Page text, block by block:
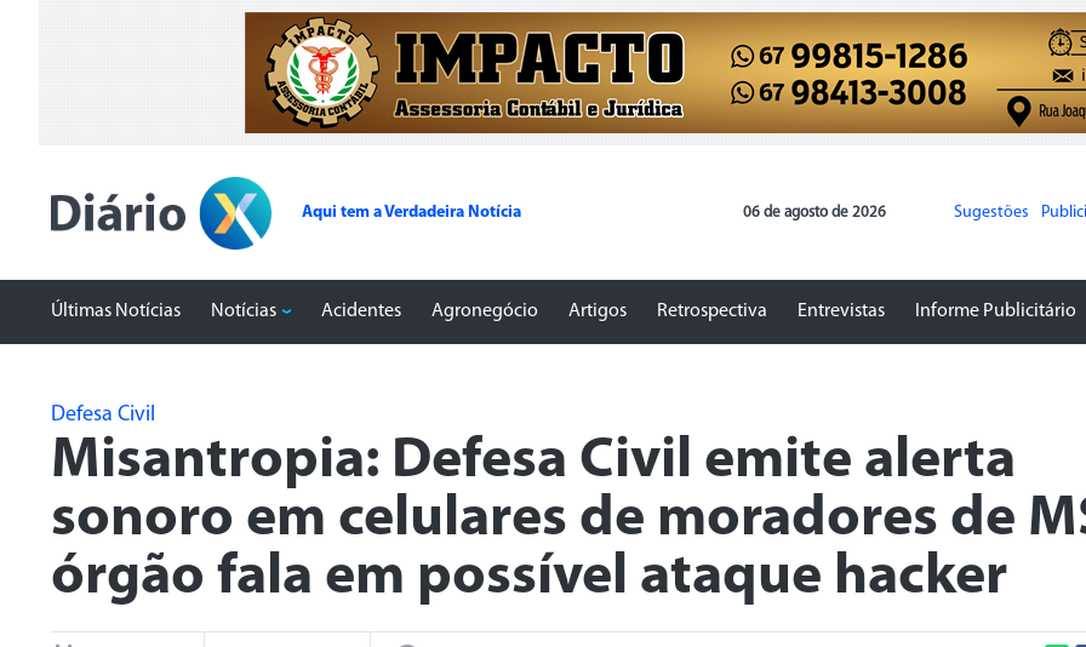
Aqui tem a Verdadeira Notícia 06 de agosto de 2026 Sugestões
Últimas Notícias Notícias Acidentes Agronegócio Artigos Retrospectiva Entrevistas Informe Publicitário
Defesa Civil
Misantropia: Defesa Civil emite alerta
sonoro em celulares de moradores de
órgão fala em possível ataque hacker